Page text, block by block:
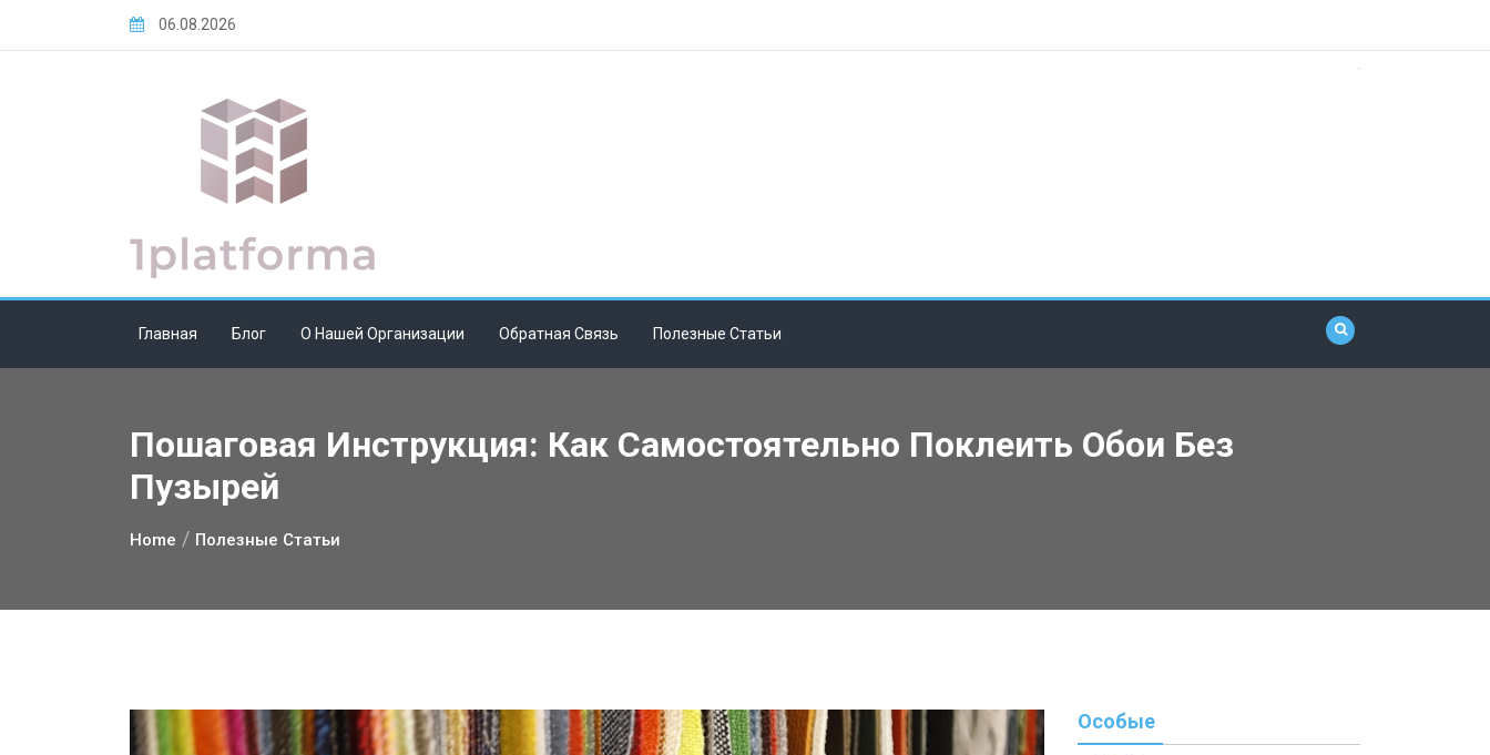
06.08.2026
Главная Блог О Нашей Организации Обратная Связь Полезные Статьи
Пошаговая Инструкция: Как Самостоятельно Поклеить Обои Без
Пузырей
Home Полезные Статьи
Особые